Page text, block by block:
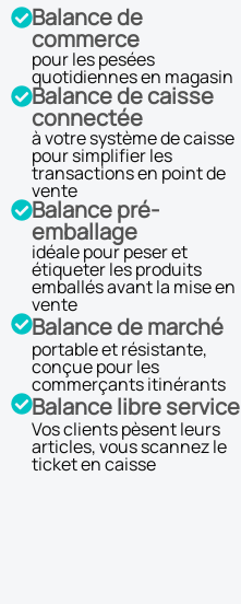
Balance de
commerce
pour les pesées
quotidiennes en magasin
Balance de caisse
connectée
à votre système de caisse
pour simplifier les
transactions en point de
vente
Balance pré-
emballage
idéale pour peser et
étiqueter les produits
emballés avant la mise en
vente
Balance de marché
portable et résistante,
conçue pour les
commerçants itinérants
Balance libre service
Vos clients pèsent leurs
articles, vous scannez le
ticket en caisse